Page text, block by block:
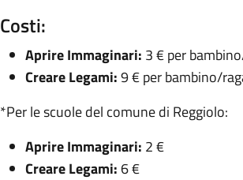
Costi:
Aprire Immaginari: 3 € per
Creare Legami:9 € per bambino/
*Per le scuole del comune di Reggiolo:
Aprire Immaginari: 2 €
Creare Legami: 6 €